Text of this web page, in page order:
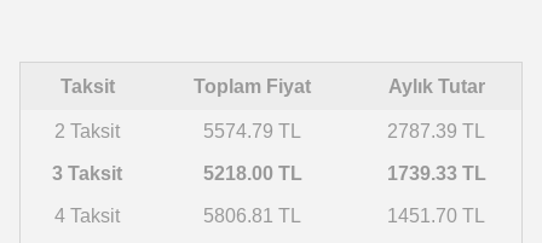
Taksit Toplam Fiyat Aylık Tutar
2 Taksit 5574.79 TL 2787.39 TL
3 Taksit 5218.00 TL 1739.33 TL
4 Taksit 5806.81 TL 1451.70 TL